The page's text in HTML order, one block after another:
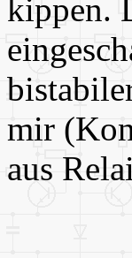
kippen.
mir
aus